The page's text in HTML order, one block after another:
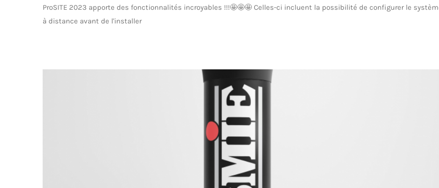
Student Hostel à Whitehead Ma On Shan Hong Kong
ProSITE 2023 apporte des fonctionnalités incroyables !!!🤩🤩🤩 Celles-ci incluent la possibilité de configurer le
à distance avant de l'installer